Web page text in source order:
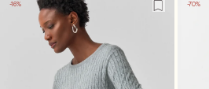
-16% -70%